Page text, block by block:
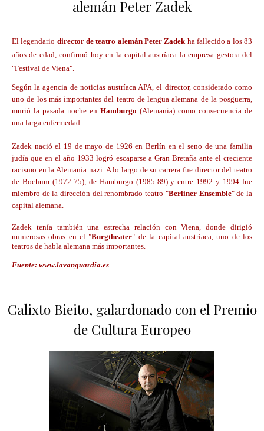
alemán Peter Zadek
El legendario director de teatro alemán Peter Zadekha fallecido a los 83
años de edad, confirmó hoy en la capital austríaca la empresa gestora del
"Festival de Viena".
Según la agencia de noticias austríaca APA, el director, considerado como
uno de los más importantes del teatro de lengua alemana de la posguerra,
murió la pasada noche en Hamburgo (Alemania) como consecuencia de
una larga enfermedad.
Zadek nació el 19 de mayo de 1926 en Berlín en el seno de una familia
judía que en el año 1933 logró escaparse a Gran Bretaña ante el creciente
racismo en la Alemania nazi. A lo largo de su carrera fue director del teatro
de Bochum (1972-75), de Hamburgo (1985-89) y entre 1992 y 1994 fue
miembro de la dirección del renombrado teatro "Berliner Ensemble" de la
capital alemana.
Zadek tenía también una estrecha relación con Viena, donde dirigió
numerosas obras en el "Burgtheater" de la capital austríaca, uno de los
teatros de habla alemana más importantes.
Fuente: www.lavanguardia.es
Calixto Bieito, galardonado con el Premio
de Cultura Europeo